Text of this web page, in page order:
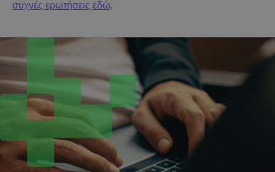
συχνές ερωτήσεις εδώ.